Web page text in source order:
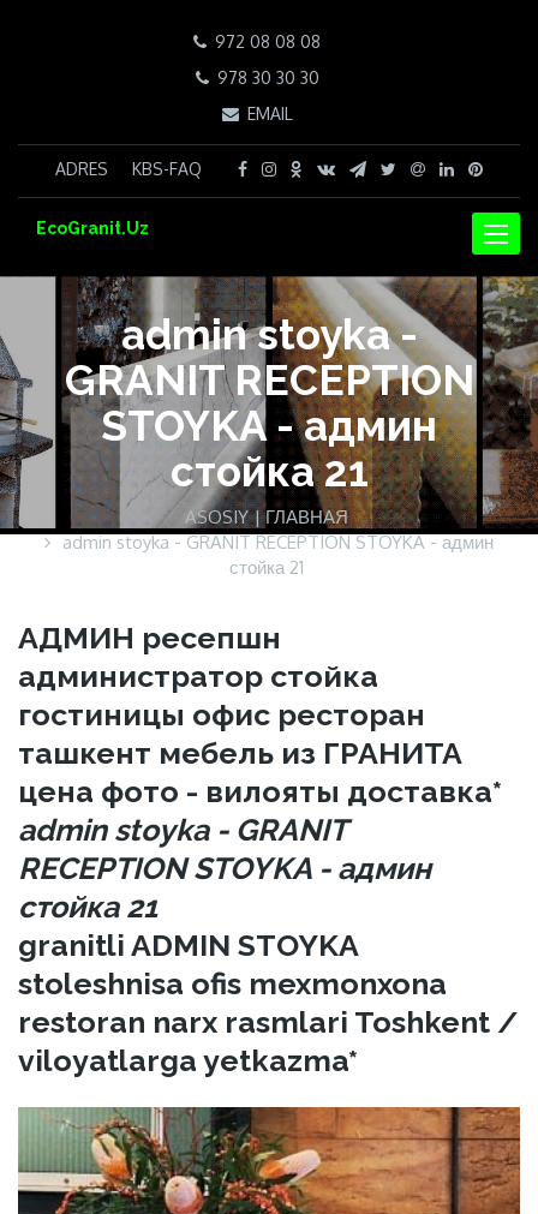
972 08 08 08
978 30 30 30
EMAIL
ADRES KBS-FAQ
EcoGranit.Uz
admin stoyka -
GRANIT RECEPTION
STOYKA - админ
стойка 21
ASOSIY | ГЛАВНАЯ
admin stoyka - GRANIT RECEPTION STOYKA - админ
стойка 21
АДМИН ресепшн
администратор стойка
гостиницы офис ресторан
ташкент мебель из ГРАНИТА
цена фото - вилояты доставка*
admin stoyka - GRANIT
RECEPTION STOYKA - админ
стойка 21
granitli ADMIN STOYKA
stoleshnisa ofis mexmonxona
restoran narx rasmlari Toshkent /
viloyatlarga yetkazma*